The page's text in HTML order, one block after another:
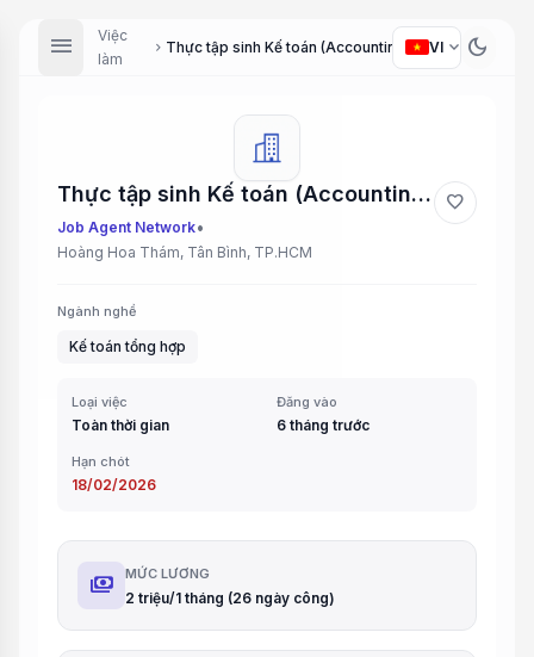
menu
Việc
làm
chevron_right Thực tập sinh Kế toán (Accounting Intern) VI expand_more dark_mode
Thực tập sinh Kế toán (Accounting Intern)
Job Agent Network•
Hoàng Hoa Thám, Tân Bình, TP.HCM
favorite
Ngành nghề
Kế toán tổng hợp
Loại việc
Toàn thời gian
Đăng vào
6 tháng trước
Hạn chót
18/02/2026
payments MỨC LƯƠNG
2 triệu/1 tháng (26 ngày công)